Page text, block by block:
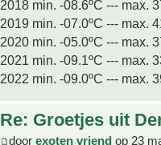
2018 min. -08.6ºC --- max.
2019 min. -07.0ºC --- max.
2020 min. -05.0ºC --- max.
2021 min. -09.1ºC --- max.
2022 min. -09.0ºC --- max.
Re: Groetjes uit
door exoten vriend op 23